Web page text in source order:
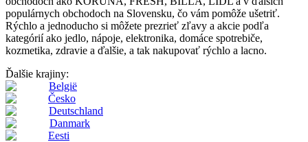
populárnych obchodoch na Slovensku, čo vám pomôže ušetriť.
Rýchlo a jednoducho si môžete prezrieť zľavy a akcie podľa
kategórií ako jedlo, nápoje, elektronika, domáce spotrebiče,
kozmetika, zdravie a ďalšie, a tak nakupovať rýchlo a lacno.
Ďalšie krajiny:
België
Česko
Deutschland
Danmark
Eesti